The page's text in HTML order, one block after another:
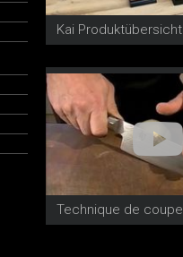
Kai Produktübersicht